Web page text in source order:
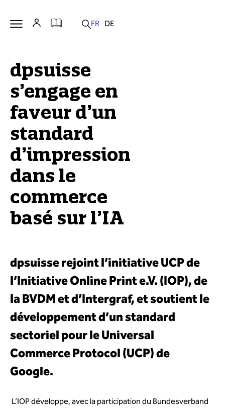
dpsuisse
s’engage en
faveur d’un
standard
d’impression
dans le
commerce
basé sur l’IA
dpsuisse rejoint l’initiative UCP de
l’Initiative Online Print e.V. (IOP), de
la BVDM et d’Intergraf, et soutient le
développement d’un standard
sectoriel pour le Universal
Commerce Protocol (UCP) de
Google.
L’IOP développe, avec la participation du Bundesverband